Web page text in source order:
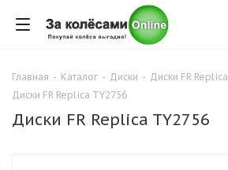
Главная - Каталог - Диски - Диски FR Replica
Диски FR Replica TY2756
Диски FR Replica TY2756